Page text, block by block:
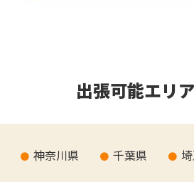
出張可能エリア
神奈川県 千葉県